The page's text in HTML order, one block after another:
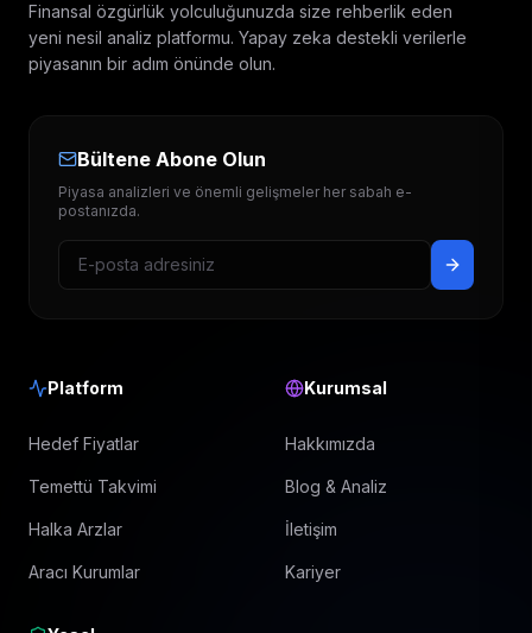
Finansal özgürlük yolculuğunuzda size rehberlik eden
yeni nesil analiz platformu. Yapay zeka destekli verilerle
piyasanın bir adım önünde olun.
Bültene Abone Olun
Piyasa analizleri ve önemli gelişmeler her sabah e-
postanızda.
Platform
Hedef Fiyatlar
Temettü Takvimi
Halka Arzlar
Aracı Kurumlar
Kurumsal
Hakkımızda
Blog & Analiz
İletişim
Kariyer